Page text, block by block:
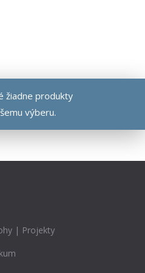
žiadne produkty
výberu.
| Projekty